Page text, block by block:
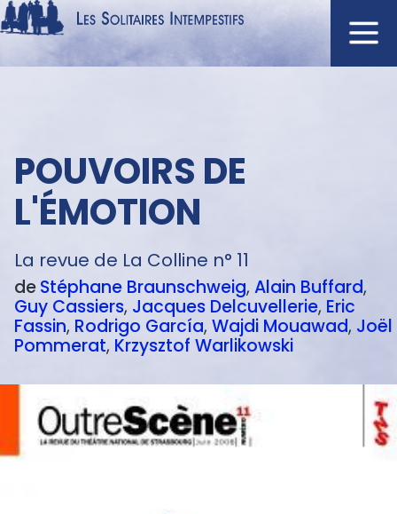
Aller
au
principal
Navigation
NOUVEAUTÉS
AUTEURS
À L'AFFICHE
CATALOGUE
DISTINCTIONS
CRITIQUES
PODCASTS
POUVOIRS DE
L'ÉMOTION
La revue de La Colline n° 11
deStéphane Braunschweig Alain Buffard
Guy Cassiers Jacques Delcuvellerie Eric
Fassin Rodrigo García Wajdi Mouawad Joël
Pommerat Krzysztof Warlikowski